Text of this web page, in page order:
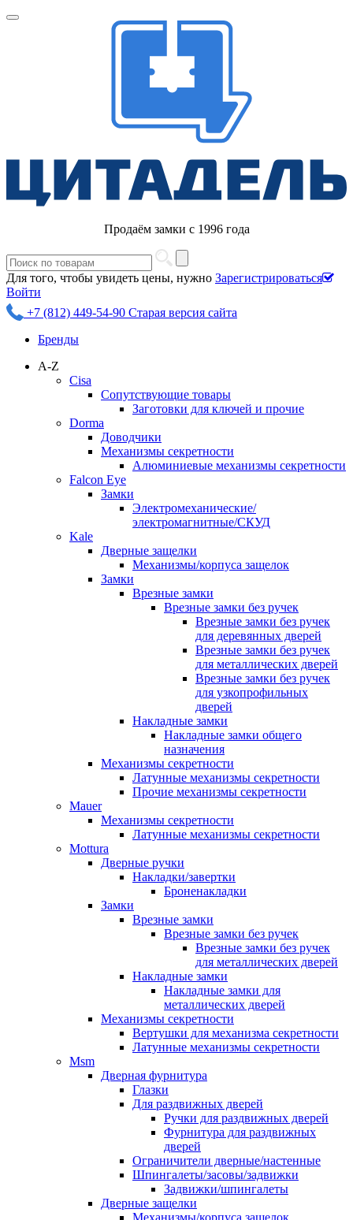
Продаём замки с 1996 года
Для того, чтобы увидеть цены, нужно Зарегистрироваться
Войти
+7 (812) 449-54-90 Старая версия сайта
Бренды
A-Z
Cisa
Сопутствующие товары
Заготовки для ключей и прочие
Dorma
Доводчики
Механизмы секретности
Алюминиевые механизмы секретности
Falcon Eye
Замки
Электромеханические/
электромагнитные/СКУД
Kale
Дверные защелки
Механизмы/корпуса защелок
Замки
Врезные замки
Врезные замки без ручек
Врезные замки без ручек
для деревянных дверей
Врезные замки без ручек
для металлических дверей
Врезные замки без ручек
для узкопрофильных
дверей
Накладные замки
Накладные замки общего
назначения
Механизмы секретности
Латунные механизмы секретности
Прочие механизмы секретности
Mauer
Механизмы секретности
Латунные механизмы секретности
Mottura
Дверные ручки
Накладки/завертки
Броненакладки
Замки
Врезные замки
Врезные замки без ручек
Врезные замки без ручек
для металлических дверей
Накладные замки
Накладные замки для
металлических дверей
Механизмы секретности
Вертушки для механизма секретности
Латунные механизмы секретности
Msm
Дверная фурнитура
Глазки
Для раздвижных дверей
Ручки для раздвижных дверей
Фурнитура для раздвижных
дверей
Ограничители дверные/настенные
Шпингалеты/засовы/задвижки
Задвижки/шпингалеты
Дверные защелки